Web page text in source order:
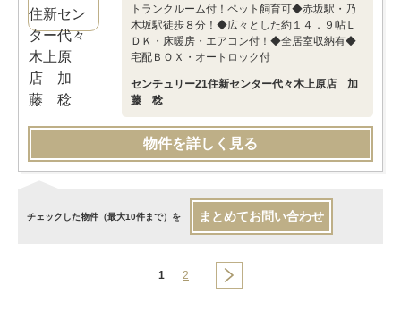
トランクルーム付！ペット飼育可◆赤坂駅・乃
木坂駅徒歩８分！◆広々とした約１４．９帖Ｌ
ＤＫ・床暖房・エアコン付！◆全居室収納有◆
宅配ＢＯＸ・オートロック付
センチュリー21住新センター代々木上原店 加
藤 稔
物件を詳しく見る
チェックした物件（最大10件まで）を まとめてお問い合わせ
1 2